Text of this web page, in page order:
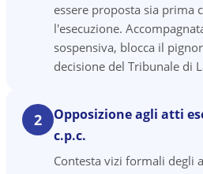
essere proposta sia prima
l'esecuzione.
sospensiva, blocca il
decisione del Tribunale di
2
Opposizione agli atti
c.p.c.
Contesta vizi formali degli